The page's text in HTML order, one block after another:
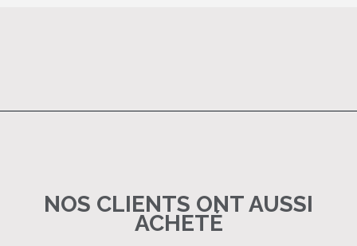
NOS CLIENTS ONT AUSSI
ACHETÉ